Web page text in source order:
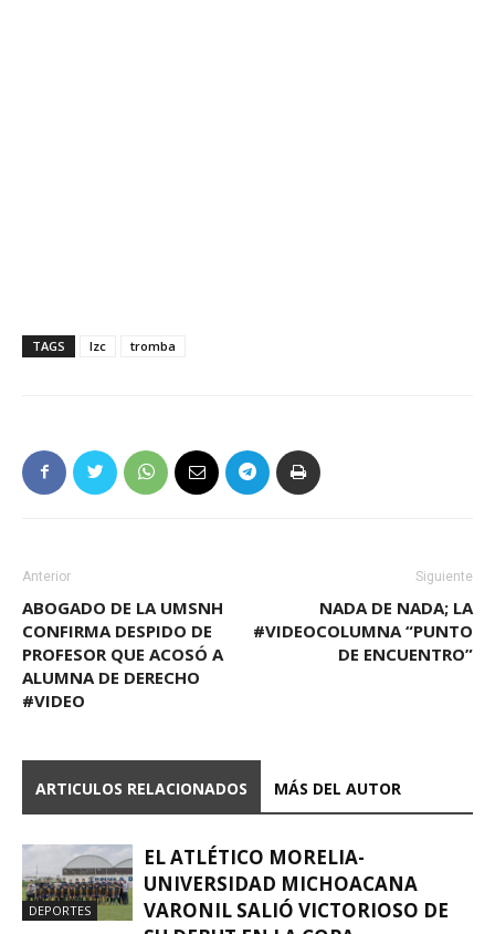
TAGS lzc tromba
Anterior
ABOGADO DE LA UMSNH
CONFIRMA DESPIDO DE
PROFESOR QUE ACOSÓ A
ALUMNA DE DERECHO
#VIDEO
Siguiente
NADA DE NADA; LA
#VIDEOCOLUMNA “PUNTO
DE ENCUENTRO”
ARTICULOS RELACIONADOS MÁS DEL AUTOR
DEPORTES
EL ATLÉTICO MORELIA-
UNIVERSIDAD MICHOACANA
VARONIL SALIÓ VICTORIOSO DE